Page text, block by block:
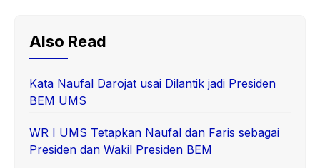
Also Read
Kata Naufal Darojat usai Dilantik jadi Presiden
BEM UMS
WR I UMS Tetapkan Naufal dan Faris sebagai
Presiden dan Wakil Presiden BEM